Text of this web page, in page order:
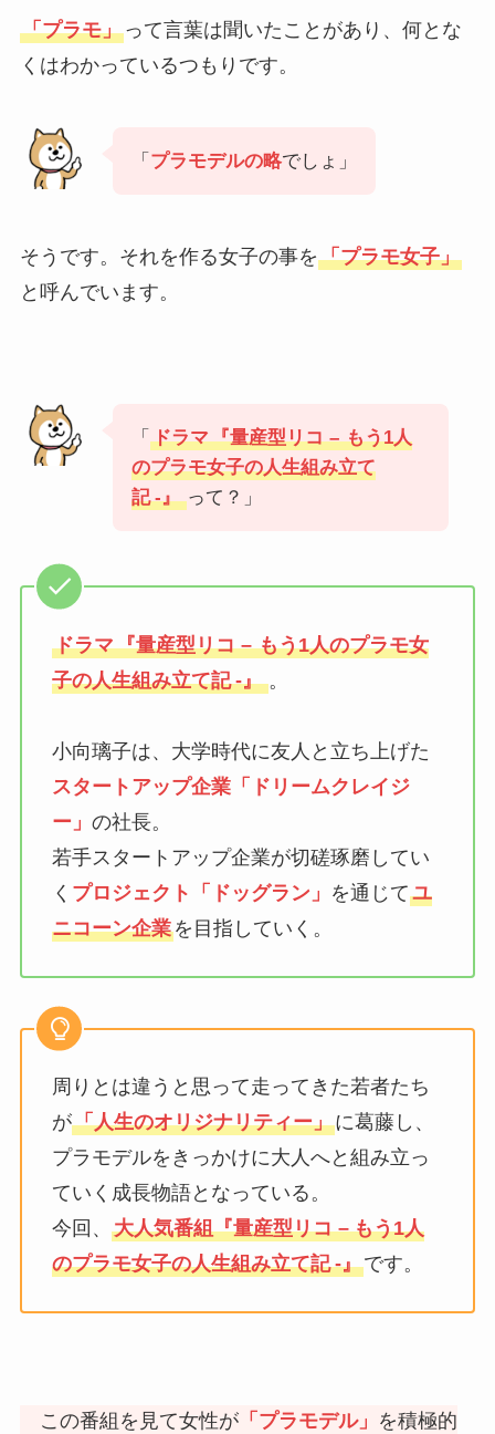
「プラモ」って言葉は聞いたことがあり、何とな
くはわかっているつもりです。
「 プラモデルの略でしょ」
そうです。それを作る女子の事を「プラモ女子」
と呼んでいます。
「 ドラマ『量産型リコ – もう1人
のプラモ女子の人生組み立て
記 -』 って？」
ドラマ『量産型リコ – もう1人のプラモ女
子の人生組み立て記 -』 。
小向璃子は、大学時代に友人と立ち上げた
スタートアップ企業「ドリームクレイジ
ー」 の社長。
若手スタートアップ企業が切磋琢磨してい
く プロジェクト「ドッグラン」 を通じてユ
ニコーン企業を目指していく。
周りとは違うと思って走ってきた若者たち
が「人生のオリジナリティー」に葛藤し、
プラモデルをきっかけに大人へと組み立っ
ていく成長物語となっている。
今回、 大人気番組『量産型リコ – もう1人
のプラモ女子の人生組み立て記 -』です。
この番組を見て女性が「プラモデル」 を積極的